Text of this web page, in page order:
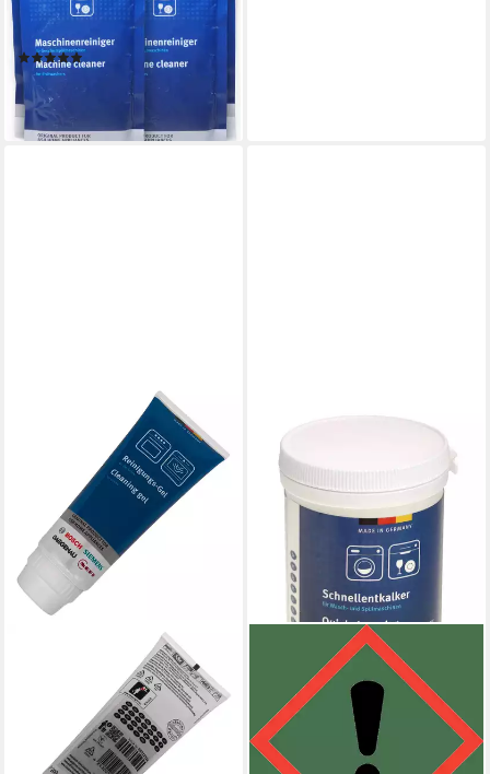
Spülmaschinenreiniger (1-St.
für Geschirrspüler)
(1)
16,99 €
(4,25 €/ 1 Stk)
lieferbar - in 3-4 Werktagen bei dir
Montagezubehör Bosch
Siemens 00312330
(00311918) Entkalker 200g.
für Spül-/Waschmasch